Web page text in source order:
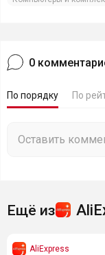
0
По порядку По
Ещё из
AliExpress